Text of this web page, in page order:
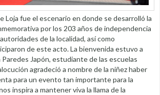
Loja fue el escenario en donde se desarrolló la
por los 203 años de independencia
de la localidad, así como
de este acto. La bienvenida estuvo a
Japón, estudiante de las escuelas
agradeció a nombre de la niñez haber
para un evento tan importante para la
inspira a mantener viva la llama de la